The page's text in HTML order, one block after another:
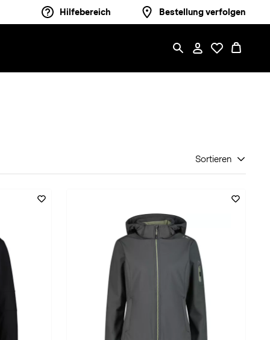
Hilfebereich Bestellung verfolgen
Sortieren